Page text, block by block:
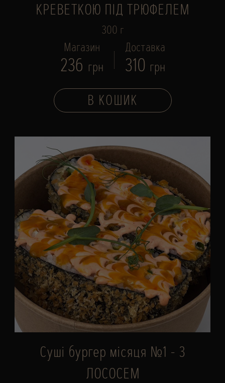
КРЕВЕТКОЮ ПІД ТРЮФЕЛЕМ
300 г
Магазин
236 грн
Доставка
310 грн
В КОШИК
Суші бургер місяця №1 - З
ЛОСОСЕМ